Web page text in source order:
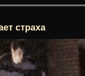
страха